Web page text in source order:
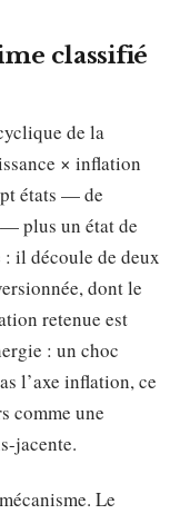
classifié
de la
× inflation
états — de
plus un état de
il découle de deux
dont le
retenue est
: un choc
l’axe inflation, ce
comme une
jacente.
Le